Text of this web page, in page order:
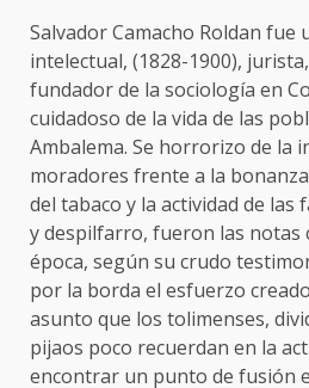
Salvador Camacho Roldan fue
intelectual, (1828-1900),
fundador de la sociología en
cuidadoso de la vida de las
Ambalema. Se horrorizo de la
moradores frente a la
del tabaco y la actividad de las
y despilfarro, fueron las notas
época, según su crudo
por la borda el esfuerzo
asunto que los tolimenses,
pijaos poco recuerdan en la
encontrar un punto de fusión